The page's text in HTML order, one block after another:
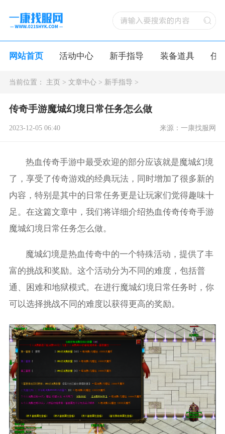
网站首页 活动中心 新手指导 装备道具 任
当前位置： 主页> 文章中心> 新手指导 >
传奇手游魔城幻境日常任务怎么做
2023-12-05 06:40 来源：一康找服网
热血传奇手游中最受欢迎的部分应该就是魔城幻境
了，享受了传奇游戏的经典玩法，同时增加了很多新的
内容，特别是其中的日常任务更是让玩家们觉得趣味十
足。在这篇文章中，我们将详细介绍热血传奇传奇手游
魔城幻境日常任务怎么做。
魔城幻境是热血传奇中的一个特殊活动，提供了丰
富的挑战和奖励。这个活动分为不同的难度，包括普
通、困难和地狱模式。在进行魔城幻境日常任务时，你
可以选择挑战不同的难度以获得更高的奖励。